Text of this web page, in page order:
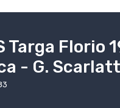
Targa Florio
- G.